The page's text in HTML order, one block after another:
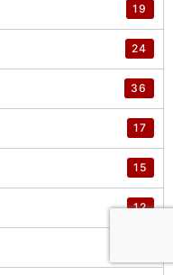
19
24
36
17
15
12